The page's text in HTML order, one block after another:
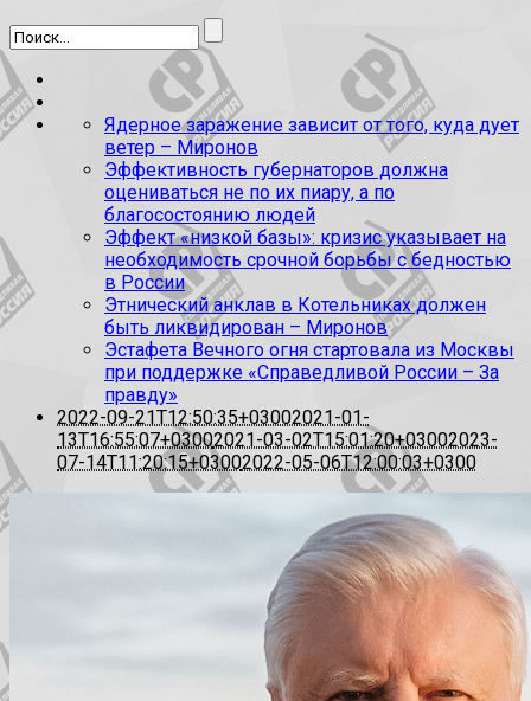
Ядерное заражение зависит от того, куда дует
ветер – Миронов
Эффективность губернаторов должна
оцениваться не по их пиару, а по
благосостоянию людей
Эффект «низкой базы»: кризис указывает на
необходимость срочной борьбы с бедностью
в России
Этнический анклав в Котельниках должен
быть ликвидирован – Миронов
Эстафета Вечного огня стартовала из Москвы
при поддержке «Справедливой России – За
правду»
2022-09-21T12:50:35+03002021-01-
13T16:55:07+03002021-03-02T15:01:20+03002023-
07-14T11:20:15+03002022-05-06T12:00:03+0300